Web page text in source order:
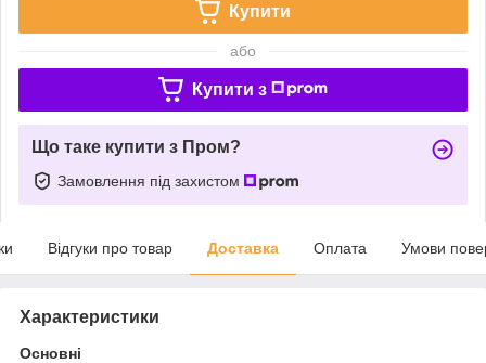
Купити
або
Купити з
Що таке купити з Пром?
Замовлення під захистом
Відгуки про товар Доставка Оплата Умови
Характеристики
Основні